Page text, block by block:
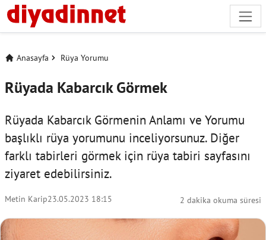
Anasayfa Rüya Yorumu
Rüyada Kabarcık Görmek
Rüyada Kabarcık Görmenin Anlamı ve Yorumu
başlıklı rüya yorumunu inceliyorsunuz. Diğer
farklı tabirleri görmek için rüya tabiri sayfasını
ziyaret edebilirsiniz.
Metin Karip23.05.2023 18:15 2 dakika okuma süresi